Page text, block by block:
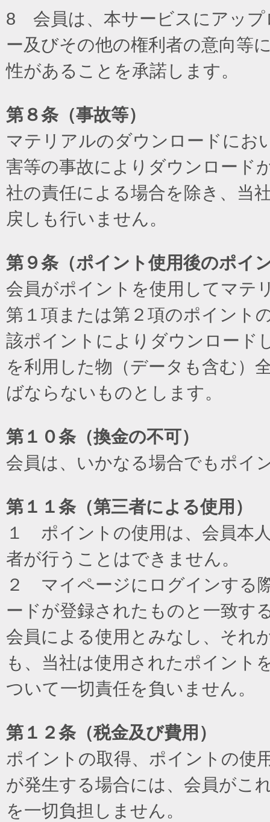
8 会員は、本サービスにアップ
ー及びその他の権利者の意向等
性があることを承諾します。
第８条（事故等）
マテリアルのダウンロードにお
害等の事故によりダウンロード
社の責任による場合を除き、当
戻しも行いません。
第９条（ポイント使用後のポイ
会員がポイントを使用してマテ
第１項または第２項のポイント
該ポイントによりダウンロード
を利用した物（データも含む）
ばならないものとします。
第１０条（換金の不可）
会員は、いかなる場合でもポイ
第１１条（第三者による使用）
１ ポイントの使用は、会員本
者が行うことはできません。
２ マイページにログインする
ードが登録されたものと一致す
会員による使用とみなし、それ
も、当社は使用されたポイント
ついて一切責任を負いません。
第１２条（税金及び費用）
ポイントの取得、ポイントの使
が発生する場合には、会員がこ
を一切負担しません。